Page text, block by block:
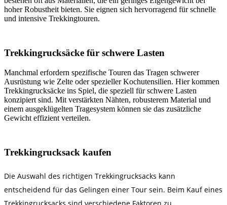
hoher Robustheit bieten. Sie eignen sich hervorragend für schnelle
und intensive Trekkingtouren.
Trekkingrucksäcke für schwere Lasten
Manchmal erfordern spezifische Touren das Tragen schwerer
Ausrüstung wie Zelte oder spezieller Kochutensilien. Hier kommen
Trekkingrucksäcke ins Spiel, die speziell für schwere Lasten
konzipiert sind. Mit verstärkten Nähten, robusterem Material und
einem ausgeklügelten Tragesystem können sie das zusätzliche
Gewicht effizient verteilen.
Trekkingrucksack kaufen
Die Auswahl des richtigen Trekkingrucksacks kann
entscheidend für das Gelingen einer Tour sein. Beim Kauf eines
Trekkingrucksacks sind verschiedene Faktoren zu